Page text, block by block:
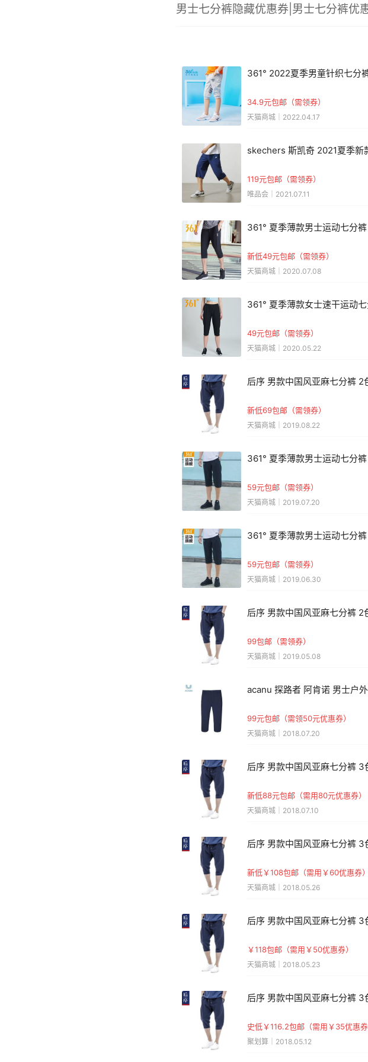
男士七分裤隐藏优惠券|男士七分裤优
361° 2022夏季男童针织七分
34.9元包邮（需领券）
天猫商城｜2022.04.17
skechers 斯凯奇 2021夏季
119元包邮（需领券）
唯品会｜2021.07.11
361° 夏季薄款男士运动七分裤
新低49元包邮（需领券）
天猫商城｜2020.07.08
361° 夏季薄款女士速干运动
49元包邮（需领券）
天猫商城｜2020.05.22
后序 男款中国风亚麻七分裤 2
新低69包邮（需领券）
天猫商城｜2019.08.22
361° 夏季薄款男士运动七分
59元包邮（需领券）
天猫商城｜2019.07.20
361° 夏季薄款男士运动七分
59元包邮（需领券）
天猫商城｜2019.06.30
后序 男款中国风亚麻七分裤 2
99包邮（需领券）
天猫商城｜2019.05.08
acanu 探路者 阿肯诺 男士户
99元包邮（需领50元优惠券）
天猫商城｜2018.07.20
后序 男款中国风亚麻七分裤 3
新低88元包邮（需用80元优惠券）
天猫商城｜2018.07.10
后序 男款中国风亚麻七分裤 3
新低￥108包邮（需用￥60优惠券）
天猫商城｜2018.05.26
后序 男款中国风亚麻七分裤 3
￥118包邮（需用￥50优惠券）
天猫商城｜2018.05.23
后序 男款中国风亚麻七分裤 3
史低￥116.2包邮（需用￥35优惠券
聚划算｜2018.05.12